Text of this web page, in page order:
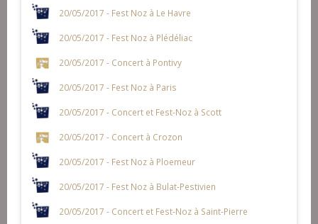
20/05/2017 - Fest Noz à Le Havre
20/05/2017 - Fest Noz à Plédéliac
20/05/2017 - Concert à Pontivy
20/05/2017 - Fest Noz à Paris
20/05/2017 - Concert et Fest-Noz à Scott
20/05/2017 - Concert à Crozon
20/05/2017 - Fest Noz à Ploemeur
20/05/2017 - Fest Noz à Bulat-Pestivien
20/05/2017 - Concert et Fest-Noz à Saint-Pierre